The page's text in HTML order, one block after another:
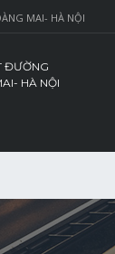
MAI- HÀ NỘI
ĐƯỜNG
HÀ NỘI